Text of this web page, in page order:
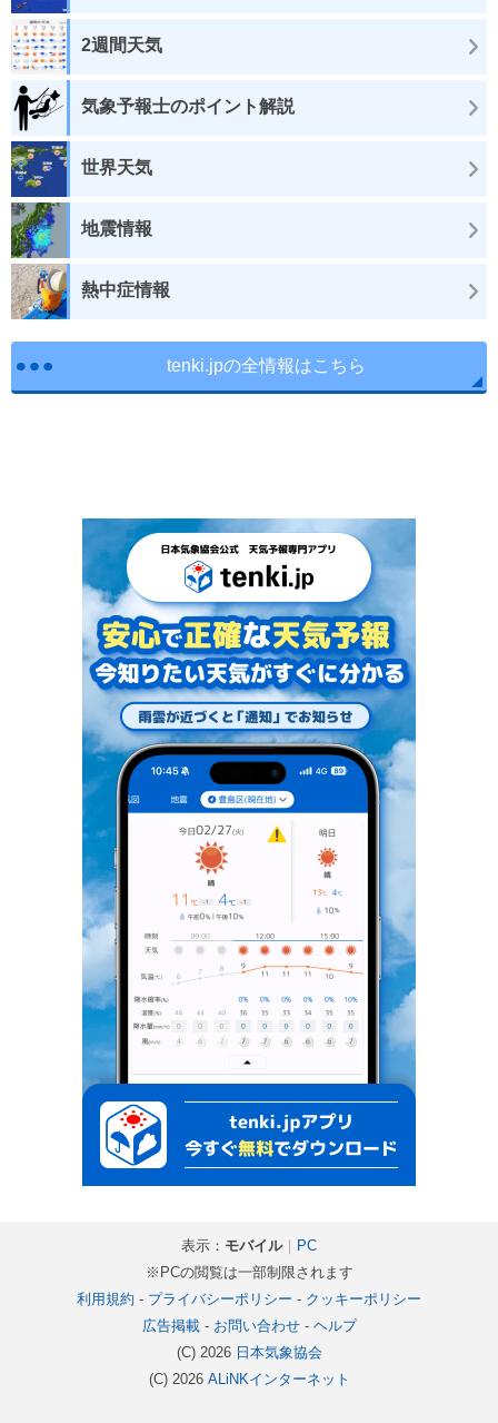
2週間天気
気象予報士のポイント解説
世界天気
地震情報
熱中症情報
tenki.jpの全情報はこちら
表示： モバイル｜ PC
※PCの閲覧は一部制限されます
利用規約 - プライバシーポリシー - クッキーポリシー
広告掲載- お問い合わせ- ヘルプ
(C) 2026 日本気象協会
(C) 2026 ALiNKインターネット